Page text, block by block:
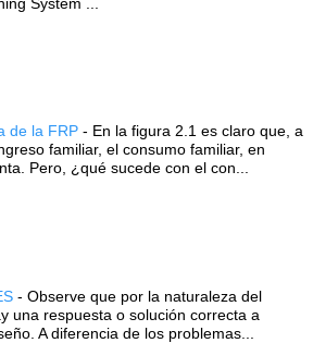
de la FRP - En la figura 2.1 es claro que, a
familiar, el consumo familiar, en
Pero, ¿qué sucede con el con...
- Observe que por la naturaleza del
una respuesta o solución correcta a
A diferencia de los problemas...